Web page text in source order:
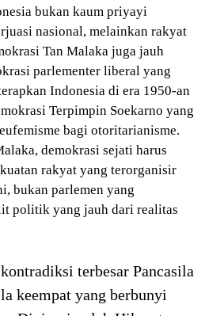
bukan kaum priyayi
nasional, melainkan rakyat
Tan Malaka juga jauh
parlementer liberal yang
Indonesia di era 1950-an
Terpimpin Soekarno yang
bagi otoritarianisme.
demokrasi sejati harus
rakyat yang terorganisir
bukan parlemen yang
politik yang jauh dari realitas
terbesar Pancasila
keempat yang berbunyi